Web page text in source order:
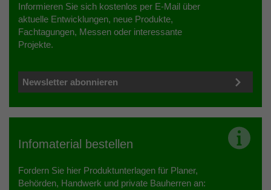
Informieren Sie sich kostenlos per E-Mail über
aktuelle Entwicklungen, neue Produkte,
Fachtagungen, Messen oder interessante
Projekte.
Newsletter abonnieren
Infomaterial bestellen
Fordern Sie hier Produktunterlagen für Planer,
Behörden, Handwerk und private Bauherren an: